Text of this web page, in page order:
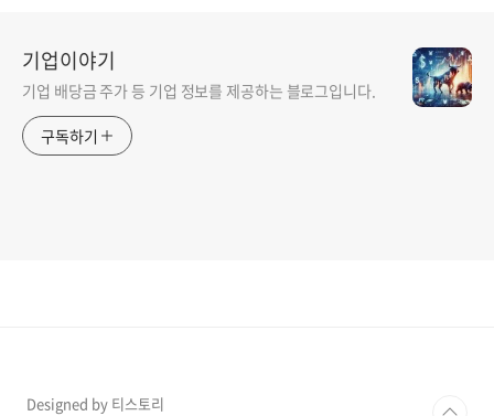
기업이야기
기업 배당금 주가 등 기업 정보를 제공하는 블로그입니다.
구독하기
Designed by 티스토리